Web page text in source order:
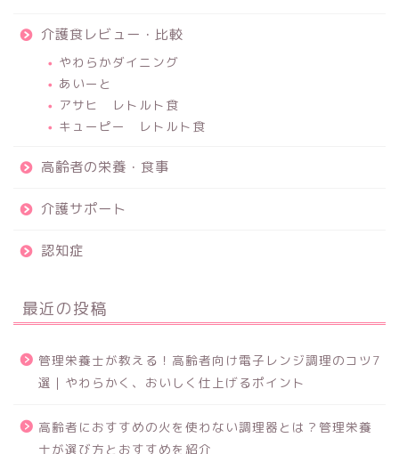
介護食レビュー・比較
やわらかダイニング
あいーと
アサヒ レトルト食
キューピー レトルト食
高齢者の栄養・食事
介護サポート
認知症
最近の投稿
管理栄養士が教える！高齢者向け電子レンジ調理のコツ7
選｜やわらかく、おいしく仕上げるポイント
高齢者におすすめの火を使わない調理器とは？管理栄養
士が選び方とおすすめを紹介